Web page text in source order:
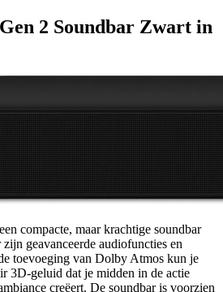
2 Soundbar Zwart in
compacte, maar krachtige soundbar
geavanceerde audiofuncties en
toevoeging van Dolby Atmos kun je
3D-geluid dat je midden in de actie
creëert. De soundbar is voorzien